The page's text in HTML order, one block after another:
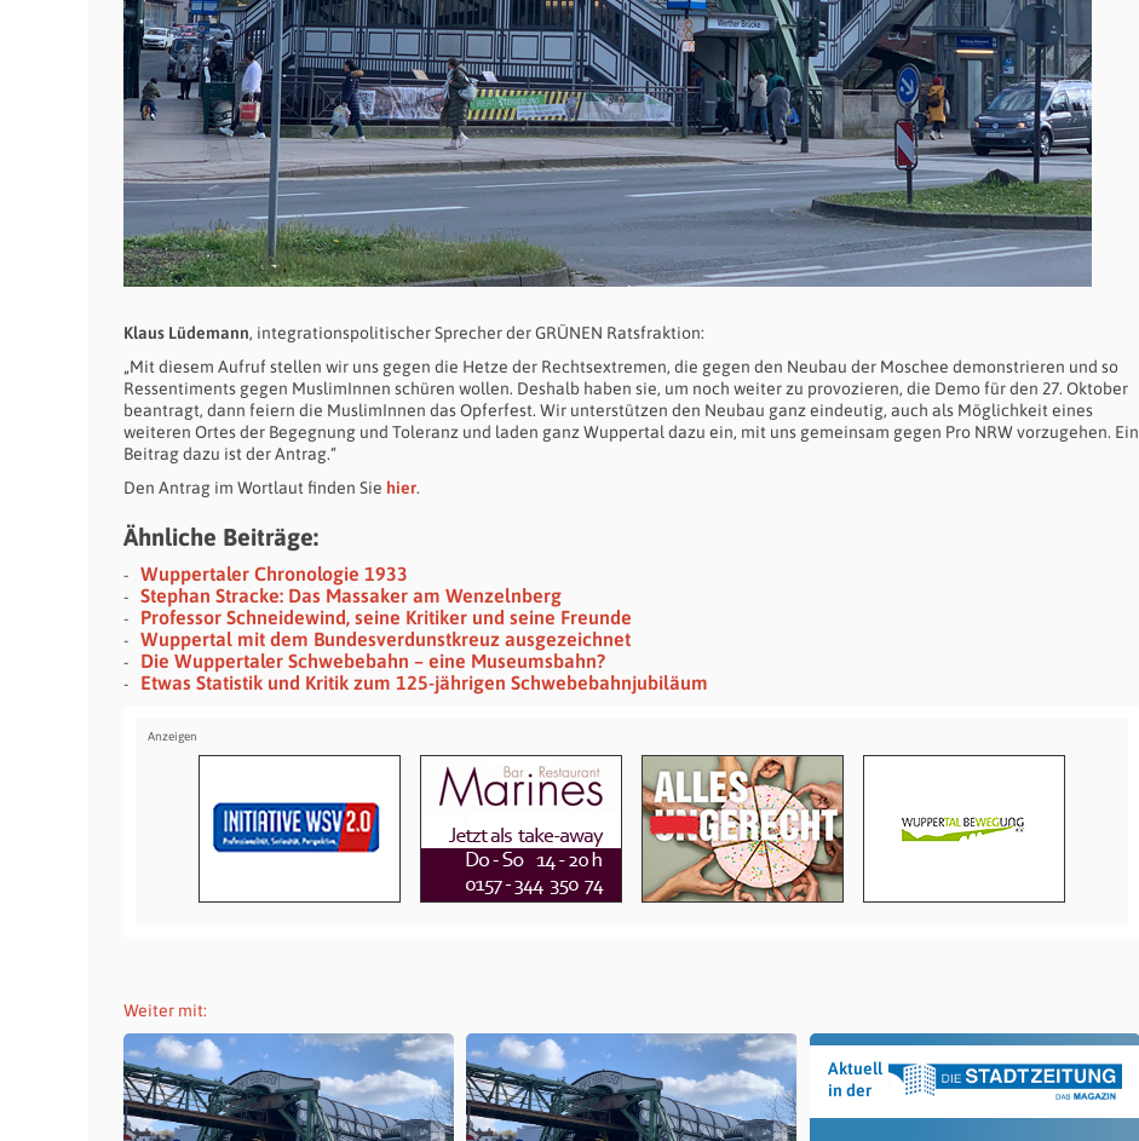
Klaus Lüdemann, integrationspolitischer Sprecher der GRÜNEN Ratsfraktion:
„Mit diesem Aufruf stellen wir uns gegen die Hetze der Rechtsextremen, die gegen den Neubau der Moschee demonstrieren und so
Ressentiments gegen MuslimInnen schüren wollen. Deshalb haben sie, um noch weiter zu provozieren, die Demo für den 27. Oktober
beantragt, dann feiern die MuslimInnen das Opferfest. Wir unterstützen den Neubau ganz eindeutig, auch als Möglichkeit eines
weiteren Ortes der Begegnung und Toleranz und laden ganz Wuppertal dazu ein, mit uns gemeinsam gegen Pro NRW vorzugehen. Ein
Beitrag dazu ist der Antrag.“
Den Antrag im Wortlaut finden Sie hier.
Ähnliche Beiträge:
Wuppertaler Chronologie 1933
Stephan Stracke: Das Massaker am Wenzelnberg
Professor Schneidewind, seine Kritiker und seine Freunde
Wuppertal mit dem Bundesverdunstkreuz ausgezeichnet
Die Wuppertaler Schwebebahn – eine Museumsbahn?
Etwas Statistik und Kritik zum 125-jährigen Schwebebahn­jubiläum
Weiter mit:
Aktuell
in der